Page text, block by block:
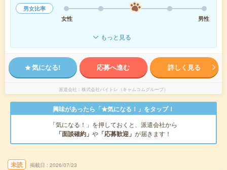
男女比率
女性
男性
もっと見る
気になる! 応募へ進む 詳しく見る
派遣会社 株式会社バイトレ（キャムコムグループ）
興味があったら「★気になる！」をタップ！
「気になる！」を押しておくと、派遣会社から
「面談確約」 や 「応募歓迎」 が届きます！
未読 掲載日 2026/07/23